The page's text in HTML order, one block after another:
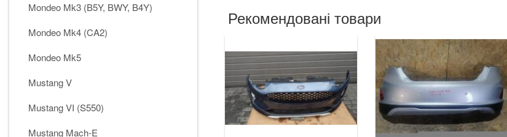
Mondeo Mk3 (B5Y, BWY, B4Y)
Mondeo Mk4 (CA2)
Mondeo Mk5
Mustang V
Mustang VI (S550)
Mustang Mach-E
Рекомендовані товари